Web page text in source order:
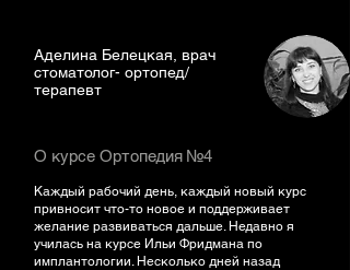
Аделина Белецкая, врач
стоматолог- ортопед/
терапевт
О курсе Ортопедия №4
Каждый рабочий день, каждый новый курс
привносит что-то новое и поддерживает
желание развиваться дальше. Недавно я
училась на курсе Ильи Фридмана по
имплантологии. Несколько дней назад